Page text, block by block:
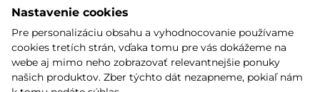
Spôsob platby
Montáž a servis Reklamácie a záruka
Nastavenie cookies
Pre personalizáciu obsahu a vyhodnocovanie používame
cookies tretích strán, vďaka tomu pre vás dokážeme na
webe aj mimo neho zobrazovať relevantnejšie ponuky
našich produktov. Zber týchto dát nezapneme, pokiaľ nám